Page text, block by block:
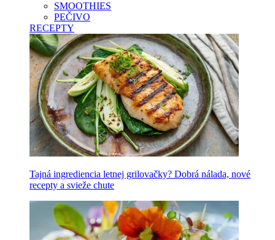
SMOOTHIES
PEČIVO
RECEPTY
Tajná ingrediencia letnej grilovačky? Dobrá nálada, nové
recepty a svieže chute